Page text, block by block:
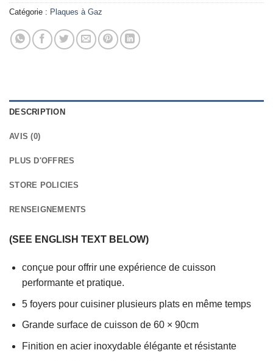
Catégorie : Plaques à Gaz
DESCRIPTION
AVIS (0)
PLUS D'OFFRES
STORE POLICIES
RENSEIGNEMENTS
(SEE ENGLISH TEXT BELOW)
conçue pour offrir une expérience de cuisson
performante et pratique.
5 foyers pour cuisiner plusieurs plats en même temps
Grande surface de cuisson de 60 × 90cm
Finition en acier inoxydable élégante et résistante